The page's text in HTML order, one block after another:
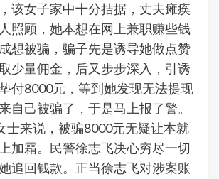
该女子家中十分拮据，丈夫瘫痪
照顾，她本想在网上兼职赚些钱
想被骗，骗子先是诱导她做点赞
少量佣金，后又步步深入，引诱
付8000元，等到她发现无法提现
自己被骗了，于是马上报了警。
士来说，被骗8000元无疑让本就
加霜。民警徐志飞决心穷尽一切
追回钱款。正当徐志飞对涉案账